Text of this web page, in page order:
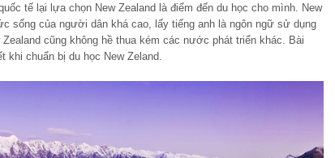
tế lại lựa chọn New Zealand là điểm đến du học cho mình. New
sống của người dân khá cao, lấy tiếng anh là ngôn ngữ sử dụng
cũng không hề thua kém các nước phát triển khác. Bài
chuẩn bị du học New Zeland.